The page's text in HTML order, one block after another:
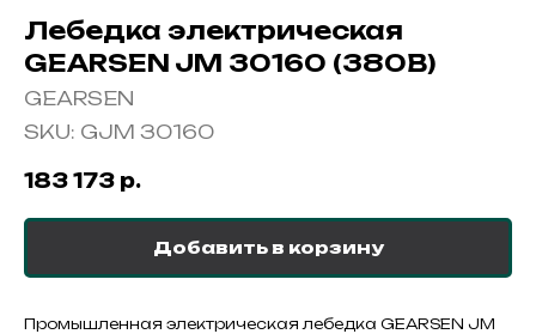
Лебедка электрическая
GEARSEN JM 30160 (380В)
GEARSEN
SKU: GJM 30160
183 173 р.
Добавить в корзину
Промышленная электрическая лебедка GEARSEN JM